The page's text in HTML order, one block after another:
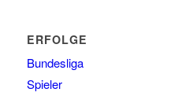
ERFOLGE
Bundesliga
Spieler